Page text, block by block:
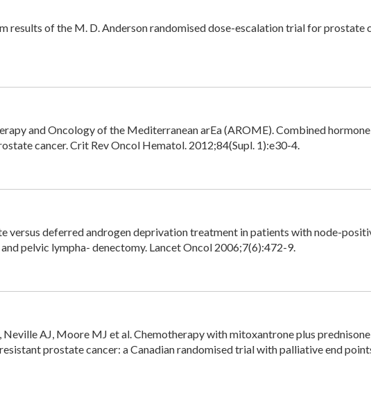
results of the M. D. Anderson randomised dose-escalation trial for prostate
and Oncology of the Mediterranean arEa (AROME). Combined
cancer. Crit Rev Oncol Hematol. 2012;84(Supl. 1):e30-4.
versus deferred androgen deprivation treatment in patients with node-
pelvic lympha- denectomy. Lancet Oncol 2006;7(6):472-9.
Neville AJ, Moore MJ et al. Chemotherapy with mitoxantrone plus
prostate cancer: a Canadian randomised trial with palliative end